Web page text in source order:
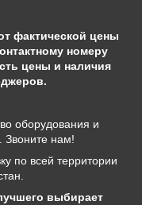
фактической цены
номеру
цены и наличия
оборудования и
Звоните нам!
по всей территории
выбирает